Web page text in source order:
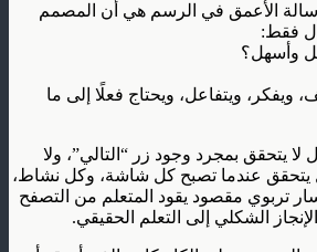
الأعمق في الرسم هي أن المصمم
فقط:
وأسهل؟
ويفكر، ويتفاعل، ويحتاج فعلًا إلى ما
لا يتحقق بمجرد وجود زر “التالي”، ولا
يتحقق عندما تصبح كل شاشة، وكل نشاط،
تربوي مقصود يقود المتعلم من التصفح
الشكلي إلى التعلم الحقيقي.